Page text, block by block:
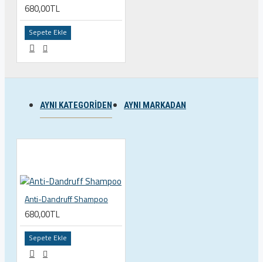
680,00TL
Sepete Ekle
AYNI KATEGORIDEN AYNI MARKADAN
Anti-Dandruff Shampoo
680,00TL
Sepete Ekle